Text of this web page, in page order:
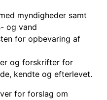
myndigheder samt
og vand
for opbevaring af
og forskrifter for
kendte og efterlevet.
for forslag om